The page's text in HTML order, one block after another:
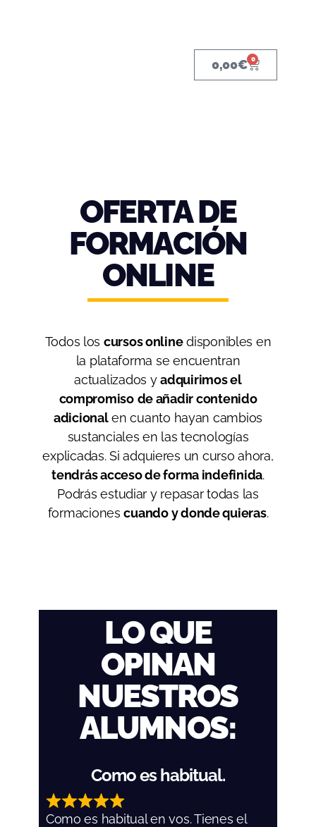
0,00€ 0
OFERTA DE
FORMACIÓN
ONLINE
Todos los cursos onlinedisponibles en
la plataforma se encuentran
actualizados yadquirimos el
compromiso de añadir contenido
adicionalen cuanto hayan cambios
sustanciales en las tecnologías
explicadas. Si adquieres un curso ahora,
tendrás acceso de forma indefinida.
Podrás estudiar y repasar todas las
formacionescuando y donde quieras.
LO QUE
OPINAN
NUESTROS
ALUMNOS:​
Como es habitual.
Como es habitual en vos. Tienes el